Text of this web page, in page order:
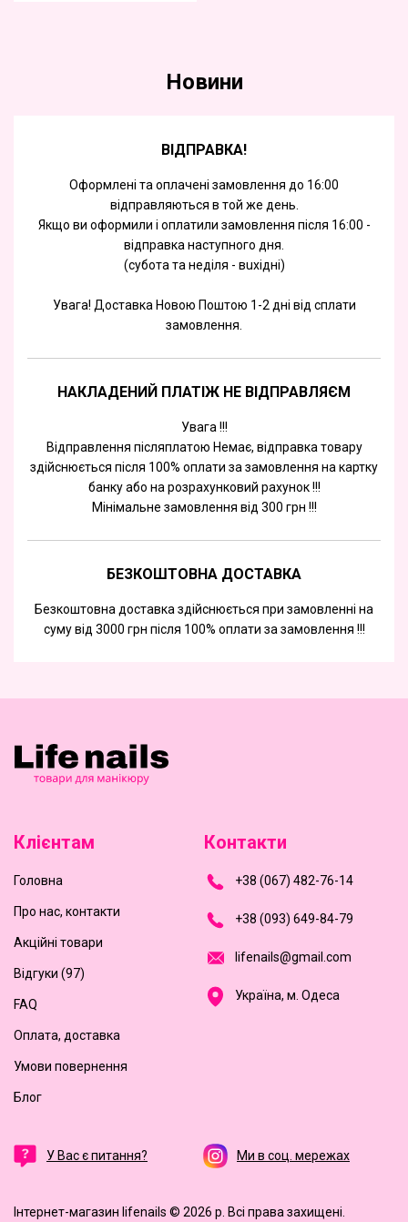
Новини
ВІДПРАВКА!
Оформлені та оплачені замовлення до 16:00
відправляються в той же день.
Якщо ви оформили і оплатили замовлення після 16:00 -
відправка наступного дня.
(субота та недiля - вuхiднi)
Увага! Доставка Новою Поштою 1-2 дні від сплати
замовлення.
НАКЛАДЕНИЙ ПЛАТІЖ НЕ ВІДПРАВЛЯЄМ
Увага !!!
Відправлення післяплатою Немає, відправка товару
здійснюється після 100% оплати за замовлення на картку
банку або на розрахунковий рахунок !!!
Мінімальне замовлення від 300 грн !!!
БЕЗКОШТОВНА ДОСТАВКА
Безкоштовна доставка здійснюється при замовленні на
суму від 3000 грн після 100% оплати за замовлення !!!
Клієнтам
Головна
Про нас, контакти
Акційні товари
Відгуки (97)
FAQ
Оплата, доставка
Умови повернення
Блог
Контакти
+38 (067) 482-76-14
+38 (093) 649-84-79
ifenai s@gmai com
Україна, м. Одеса
У Вас є питання? Ми в соц. мережах
Інтернет-магазин lifenails © 2026 р. Всі права захищені.